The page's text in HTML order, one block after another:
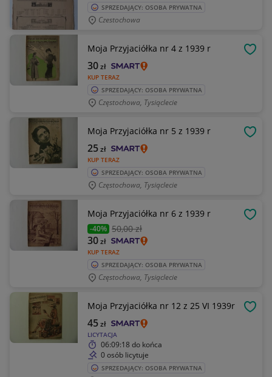
SPRZEDAJĄCY: OSOBA PRYWATNA
Czestochowa
Moja Przyjaciółka nr 4 z 1939 r
KUP TERAZ
30zł
SPRZEDAJĄCY: OSOBA PRYWATNA
Częstochowa, Tysiąclecie
Moja Przyjaciółka nr 5 z 1939 r
KUP TERAZ
25zł
SPRZEDAJĄCY: OSOBA PRYWATNA
Częstochowa, Tysiąclecie
Moja Przyjaciółka nr 6 z 1939 r
-40% 50,00 zł
KUP TERAZ
30zł
SPRZEDAJĄCY: OSOBA PRYWATNA
Częstochowa, Tysiąclecie
Moja Przyjaciółka nr 12 z 25 VI 1939r
LICYTACJA
45zł
06:09:18 do końca
0 osób licytuje
SPRZEDAJĄCY: OSOBA PRYWATNA